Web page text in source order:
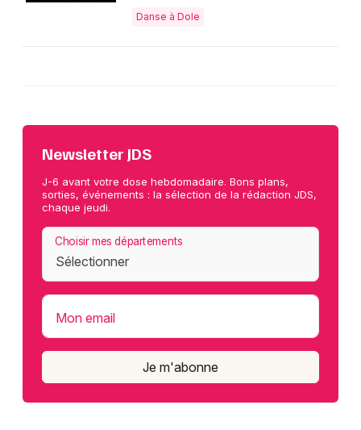
Danse à Dole
Newsletter JDS
J-6 avant votre dose hebdomadaire. Bons plans,
sorties, événements : la sélection de la rédaction JDS,
chaque jeudi.
Choisir mes départements
Mon email
Je m'abonne